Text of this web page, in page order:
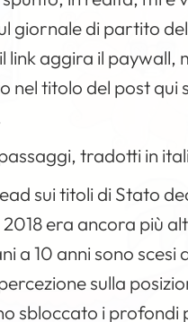
giornale di partito
link aggira il paywall,
nel titolo del post
tradotti in
sui titoli di Stato
era ancora più
a 10 anni sono
sulla
sbloccato i profondi